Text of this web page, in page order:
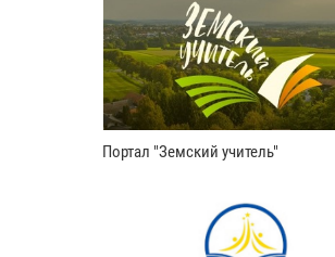
Портал "Земский учитель"